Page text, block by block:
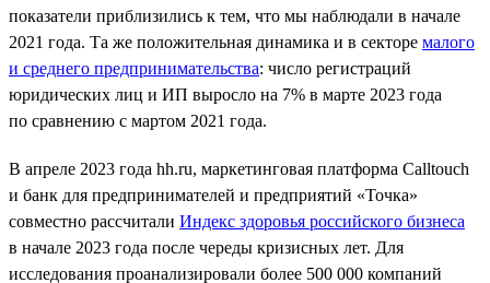
показатели приблизились к тем, что мы наблюдали в начале
2021 года. Та же положительная динамика и в секторе малого
и среднего предпринимательства: число регистраций
юридических лиц и ИП выросло на 7% в марте 2023 года
по сравнению с мартом 2021 года.
В апреле 2023 года hh.ru, маркетинговая платформа Calltouch
и банк для предпринимателей и предприятий «Точка»
совместно рассчитали Индекс здоровья российского бизнеса
в начале 2023 года после череды кризисных лет. Для
исследования проанализировали более 500 000 компаний